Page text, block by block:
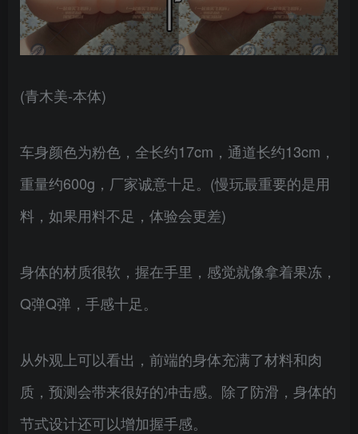
(青木美-本体)
车身颜色为粉色，全长约17cm，通道长约13cm，
重量约600g，厂家诚意十足。(慢玩最重要的是用
料，如果用料不足，体验会更差)
身体的材质很软，握在手里，感觉就像拿着果冻，
Q弹Q弹，手感十足。
从外观上可以看出，前端的身体充满了材料和肉
质，预测会带来很好的冲击感。除了防滑，身体的
节式设计还可以增加握手感。